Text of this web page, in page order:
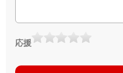
応援